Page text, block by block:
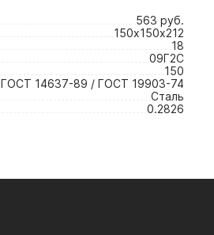
563 руб.
150х150х212
18
09Г2С
150
ГОСТ 14637-89 / ГОСТ 19903-74
Сталь
0.2826